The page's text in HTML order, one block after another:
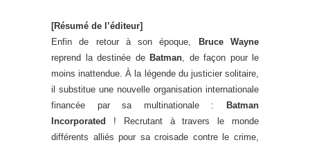
[Résumé de l’éditeur]
Enfin de retour à son époque,
Bruce Wayne
reprend la destinée de Batman, de façon pour le
moins inattendue. À la légende du justicier solitaire,
il substitue une nouvelle organisation internationale
financée par sa multinationale :
Batman
Incorporated
! Recrutant à travers le monde
différents alliés pour sa croisade contre le crime,